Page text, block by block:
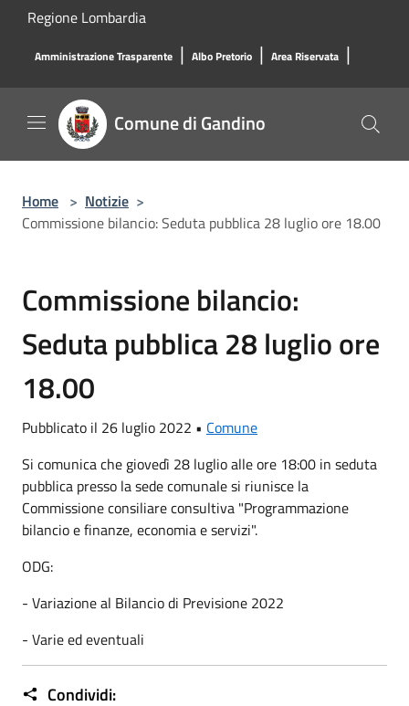
Salta al contenuto principale
Regione Lombardia
Amministrazione Trasparente | Albo Pretorio | Area Riservata |
Comune di Gandino
Home > Notizie >
Commissione bilancio: Seduta pubblica 28 luglio ore 18.00
Commissione bilancio:
Seduta pubblica 28 luglio ore
18.00
Pubblicato il 26 luglio 2022 • Comune
Si comunica che giovedì 28 luglio alle ore 18:00 in seduta
pubblica presso la sede comunale si riunisce la
Commissione consiliare consultiva "Programmazione
bilancio e finanze, economia e servizi".
ODG:
- Variazione al Bilancio di Previsione 2022
- Varie ed eventuali
Condividi: